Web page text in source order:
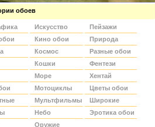
обоев
Искусство
Кино обои
Космос
Кошки
Море
Мотоциклы
Мультфильмы
Небо
Оружие
Пейзажи
Природа
Разные обои
Фентези
Хентай
Цветы обои
Широкие
Эротика обои